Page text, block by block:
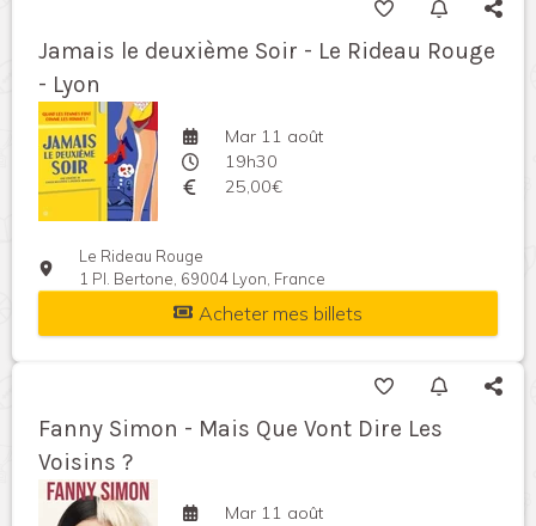
Jamais le deuxième Soir - Le Rideau Rouge
- Lyon
Mar 11 août
19h30
25,00€
Le Rideau Rouge
1 Pl. Bertone, 69004 Lyon, France
Acheter mes billets
Fanny Simon - Mais Que Vont Dire Les
Voisins ?
Mar 11 août